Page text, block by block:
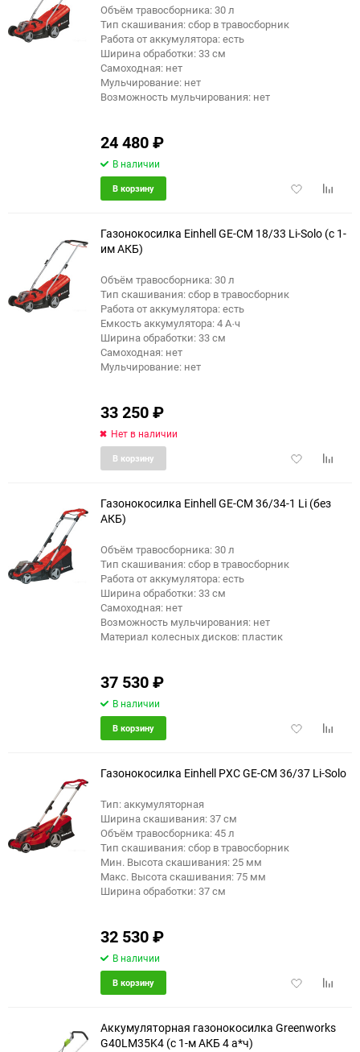
еще 1 фото
Объём травосборника: 30 л
Тип скашивания: сбор в травосборник
Работа от аккумулятора: есть
Ширина обработки: 33 см
Самоходная: нет
Мульчирование: нет
Возможность мульчирования: нет
24 480₽
В наличии
Добавить
В корзину
еще 2 фото
Газонокосилка Einhell GE-CM 18/33 Li-Solo (с 1-
им АКБ)
Объём травосборника: 30 л
Тип скашивания: сбор в травосборник
Работа от аккумулятора: есть
Емкость аккумулятора: 4 А·ч
Ширина обработки: 33 см
Самоходная: нет
Мульчирование: нет
33 250₽
Нет в наличии
Добавить
В корзину
еще 2 фото
Газонокосилка Einhell GE-CM 36/34-1 Li (без
АКБ)
Объём травосборника: 30 л
Тип скашивания: сбор в травосборник
Работа от аккумулятора: есть
Ширина обработки: 33 см
Самоходная: нет
Возможность мульчирования: нет
Материал колесных дисков: пластик
37 530₽
В наличии
Добавить
В корзину
Газонокосилка Einhell PXC GE-CM 36/37 Li-Solo
Тип: аккумуляторная
Ширина скашивания: 37 см
Объём травосборника: 45 л
Тип скашивания: сбор в травосборник
Мин. Высота скашивания: 25 мм
Макс. Высота скашивания: 75 мм
Ширина обработки: 37 см
32 530₽
В наличии
Добавить
В корзину
Аккумуляторная газонокосилка Greenworks
G40LM35K4 (с 1-м АКБ 4 а*ч)